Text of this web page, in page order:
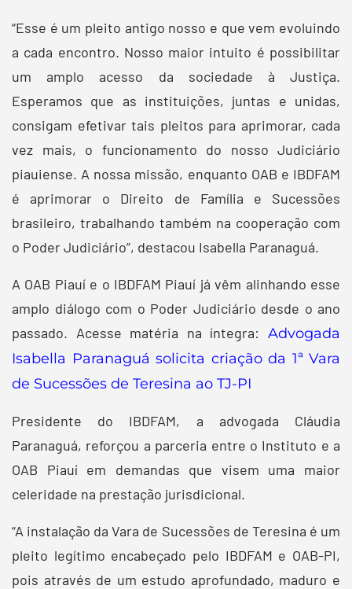
“Esse é um pleito antigo nosso e que vem evoluindo
a cada encontro. Nosso maior intuito é possibilitar
um amplo acesso da sociedade à Justiça.
Esperamos que as instituições, juntas e unidas,
consigam efetivar tais pleitos para aprimorar, cada
vez mais, o funcionamento do nosso Judiciário
piauiense. A nossa missão, enquanto OAB e IBDFAM
é aprimorar o Direito de Família e Sucessões
brasileiro, trabalhando também na cooperação com
o Poder Judiciário”, destacou Isabella Paranaguá.
A OAB Piauí e o IBDFAM Piauí já vêm alinhando esse
amplo diálogo com o Poder Judiciário desde o ano
passado. Acesse matéria na íntegra: Advogada
Isabella Paranaguá solicita criação da 1ª Vara
de Sucessões de Teresina ao TJ-PI
Presidente do IBDFAM, a advogada Cláudia
Paranaguá, reforçou a parceria entre o Instituto e a
OAB Piauí em demandas que visem uma maior
celeridade na prestação jurisdicional.
“A instalação da Vara de Sucessões de Teresina é um
pleito legítimo encabeçado pelo IBDFAM e OAB-PI,
pois através de um estudo aprofundado, maduro e